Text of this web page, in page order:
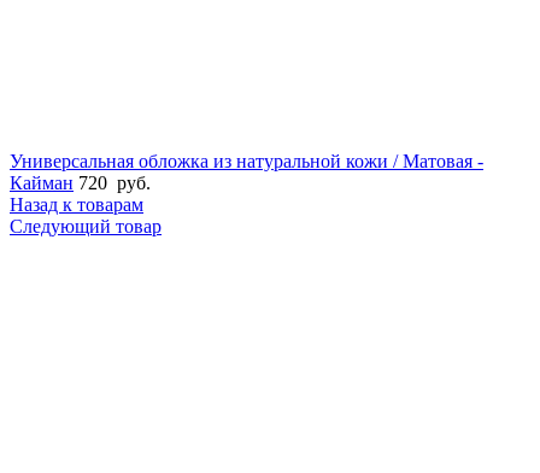
Универсальная обложка из натуральной кожи / Матовая -
Кайман 720 руб.
Назад к товарам
Следующий товар